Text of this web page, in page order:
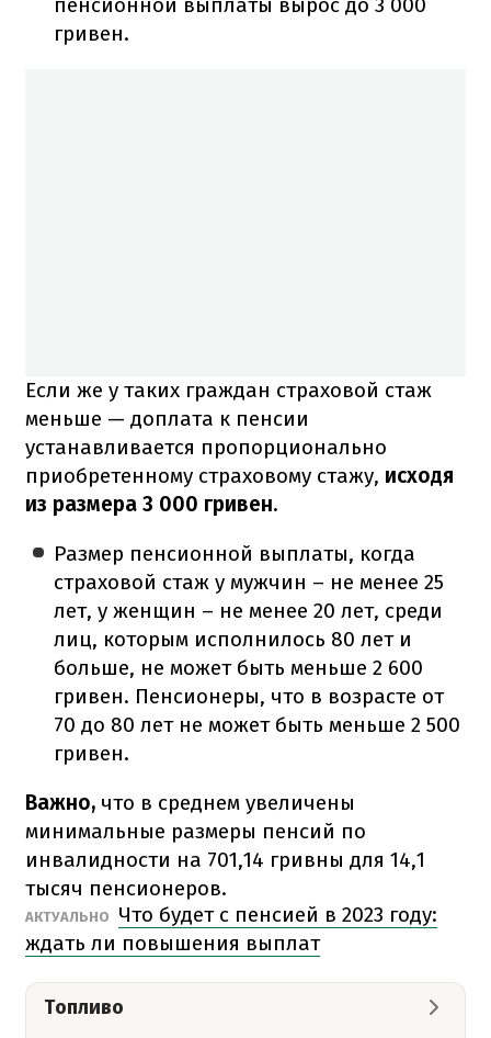
гривен.
Если же у таких граждан страховой стаж
меньше — доплата к пенсии
устанавливается пропорционально
приобретенному страховому стажу, исходя
из размера 3 000 гривен.
Размер пенсионной выплаты, когда
страховой стаж у мужчин – не менее 25
лет, у женщин – не менее 20 лет, среди
лиц, которым исполнилось 80 лет и
больше, не может быть меньше 2 600
гривен. Пенсионеры, что в возрасте от
70 до 80 лет не может быть меньше 2 500
гривен.
Важно, что в среднем увеличены
минимальные размеры пенсий по
инвалидности на 701,14 гривны для 14,1
тысяч пенсионеров.
АКТУАЛЬНО
Что будет с пенсией в 2023 году:
ждать ли повышения выплат
Топливо